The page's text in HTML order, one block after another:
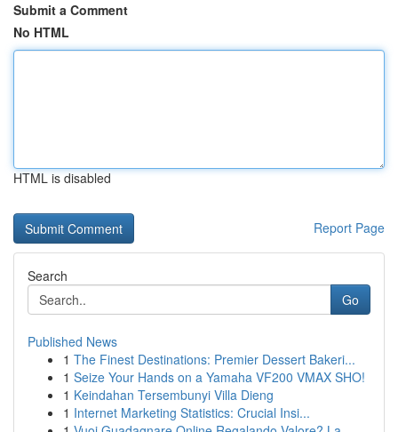
Submit a Comment
No HTML
HTML is disabled
Report Page
Search
Go
Published News
1 The Finest Destinations: Premier Dessert Bakeri...
1 Seize Your Hands on a Yamaha VF200 VMAX SHO!
1 Keindahan Tersembunyi Villa Dieng
1 Internet Marketing Statistics: Crucial Insi...